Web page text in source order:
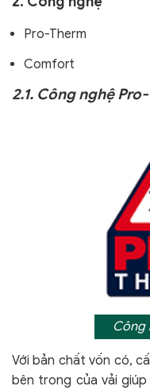
Pro-Therm
Comfort
2.1. Công nghệ
Công
Với bản chất vốn có,
bên trong của vải giúp